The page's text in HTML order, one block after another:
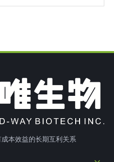
本效益的长期互利关系